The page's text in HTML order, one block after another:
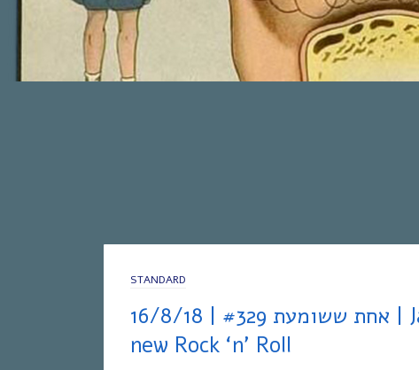
STANDARD
אחת ששומעת #329 | 16/8/18 | Jazz is the
new Rock ‘n’ Roll